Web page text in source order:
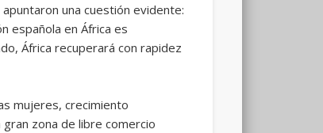
una cuestión evidente:
española en África es
África recuperará con rapidez
mujeres, crecimiento
zona de libre comercio